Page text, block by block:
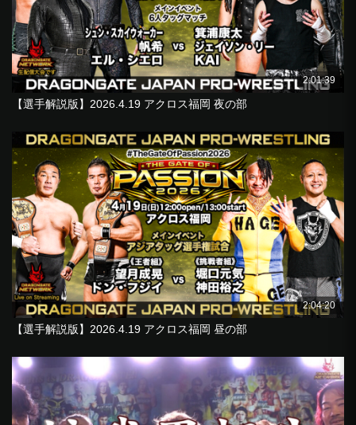
2:01:39
【選手解説版】2026.4.19 アクロス福岡 夜の部
2:04:20
【選手解説版】2026.4.19 アクロス福岡 昼の部